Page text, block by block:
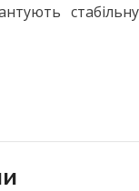
стабільну